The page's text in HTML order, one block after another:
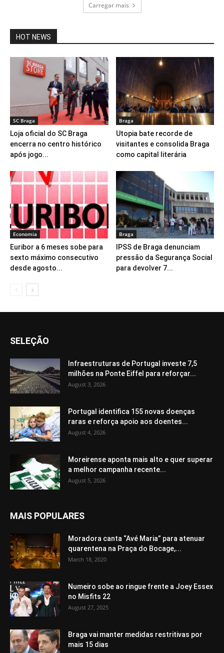
Carregar mais
HOT NEWS
SC Braga
Loja oficial do SC Braga
encerra no centro histórico
após jogo...
Braga
Utopia bate recorde de
visitantes e consolida Braga
como capital literária
Economia
Euribor a 6 meses sobe para
sexto máximo consecutivo
desde agosto...
Braga
IPSS de Braga denunciam
pressão da Segurança Social
para devolver 7...
SELEÇÃO
Infraestruturas de Portugal investe 7,5
milhões na Ponte Eiffel para reforçar...
August 3, 2026
Portugal identifica 155 novas doenças
raras e reforça apoio aos doentes...
August 4, 2026
Moreirense aponta mais alto e quer superar
a melhor campanha recente...
August 5, 2026
MAIS POPULARES
Moradora canta “Avé Maria” para atenuar
quarentena na Praça do Bocage,...
March 18, 2020
Numeiro sobe ao ringue frente a Joey Essex
no Misfits 22
August 27, 2025
Braga vai manter medidas restritivas por
mais 15 dias